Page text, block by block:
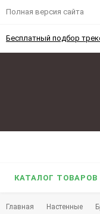
Полная версия сайта
Бесплатный подбор
КАТАЛОГ ТОВАРОВ
Главная Настенные